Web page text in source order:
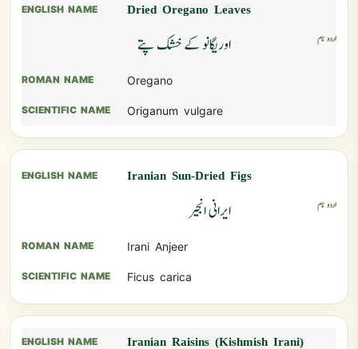
Dried Oregano Leaves
اوریگانو کے خشک پتے
Oregano
Origanum vulgare
Iranian Sun-Dried Figs
ایرانی انجیر
Irani Anjeer
Ficus carica
Iranian Raisins (Kishmish Irani)